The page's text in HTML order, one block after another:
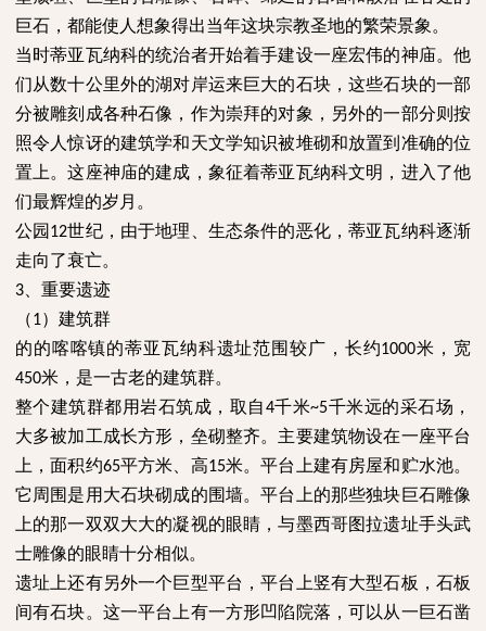
巨石，都能使人想象得出当年这块宗教圣地的繁荣景象。
当时蒂亚瓦纳科的统治者开始着手建设一座宏伟的神庙。他
们从数十公里外的湖对岸运来巨大的石块，这些石块的一部
分被雕刻成各种石像，作为崇拜的对象，另外的一部分则按
照令人惊讶的建筑学和天文学知识被堆砌和放置到准确的位
置上。这座神庙的建成，象征着蒂亚瓦纳科文明，进入了他
们最辉煌的岁月。
公园 12世纪，由于地理、生态条件的恶化，蒂亚瓦纳科逐渐
走向了衰亡。
3 、重要遗迹
（1）建筑群
的的喀喀镇的蒂亚瓦纳科遗址范围较广，长约1000米，宽
450米，是一古老的建筑群。
整个建筑群都用岩石筑成，取自4千米~5千米远的采石场，
大多被加工成长方形，垒砌整齐。主要建筑物设在一座平台
上，面积约65平方米、高15米。平台上建有房屋和贮水池。
它周围是用大石块砌成的围墙。平台上的那些独块巨石雕像
上的那一双双大大的凝视的眼睛，与墨西哥图拉遗址手头武
士雕像的眼睛十分相似。
遗址上还有另外一个巨型平台，平台上竖有大型石板，石板
间有石块。这一平台上有一方形凹陷院落，可以从一巨石凿